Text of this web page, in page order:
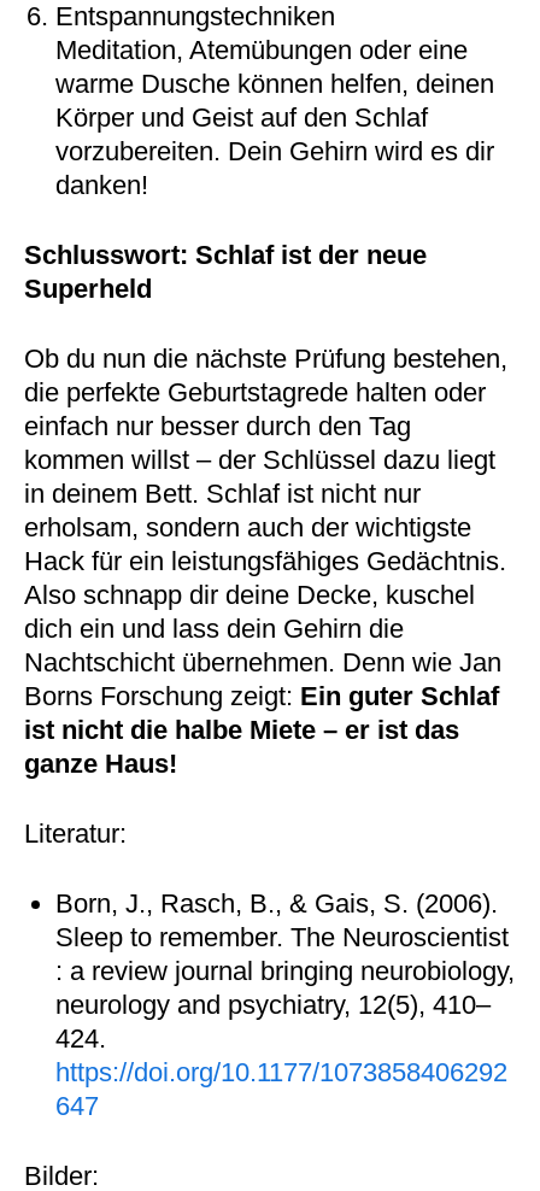
Entspannungstechniken
Meditation, Atemübungen oder eine
warme Dusche können helfen, deinen
Körper und Geist auf den Schlaf
vorzubereiten. Dein Gehirn wird es dir
danken!
Schlusswort: Schlaf ist der neue
Superheld
Ob du nun die nächste Prüfung bestehen,
die perfekte Geburtstagrede halten oder
einfach nur besser durch den Tag
kommen willst – der Schlüssel dazu liegt
in deinem Bett. Schlaf ist nicht nur
erholsam, sondern auch der wichtigste
Hack für ein leistungsfähiges Gedächtnis.
Also schnapp dir deine Decke, kuschel
dich ein und lass dein Gehirn die
Nachtschicht übernehmen. Denn wie Jan
Borns Forschung zeigt: Ein guter Schlaf
ist nicht die halbe Miete – er ist das
ganze Haus!
Literatur:
Born, J., Rasch, B., & Gais, S. (2006).
Sleep to remember. The Neuroscientist
: a review journal bringing neurobiology,
neurology and psychiatry, 12(5), 410–
424.
https://doi.org/10.1177/1073858406292
647
Bilder: